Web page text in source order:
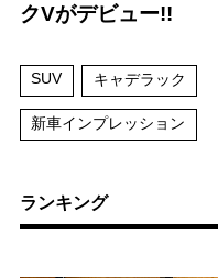
クVがデビュー!!
SUV キャデラック
新車インプレッション
ランキング